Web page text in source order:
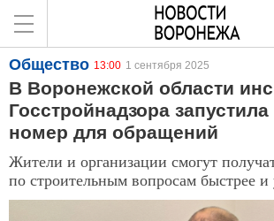
Общество 13:00 1 сентября 2025
В Воронежской области
Госстройнадзора
номер для обращений
Жители и организации смогут
по строительным вопросам быстрее и